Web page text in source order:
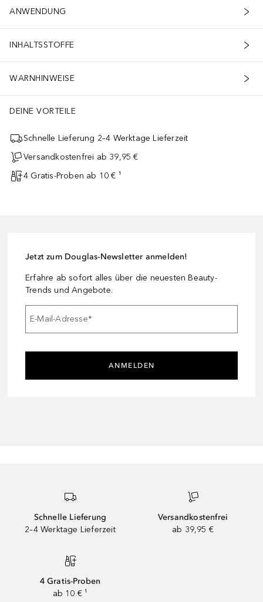
ANWENDUNG
INHALTSSTOFFE
WARNHINWEISE
DEINE VORTEILE
Schnelle Lieferung 2–4 Werktage Lieferzeit
Versandkostenfrei ab 39,95 €
4 Gratis-Proben ab 10 € ¹
Jetzt zum Douglas-Newsletter anmelden!
Erfahre ab sofort alles über die neuesten Beauty-
Trends und Angebote.
E-Mail-Adresse*
ANMELDEN
Schnelle Lieferung
2–4 Werktage Lieferzeit
Versandkostenfrei
ab 39,95 €
4 Gratis-Proben
ab 10 € ¹